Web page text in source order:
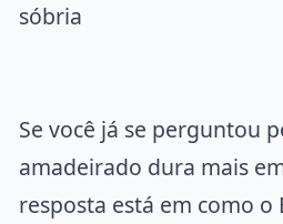
sóbria
Se você já se perguntou
amadeirado dura mais
resposta está em como o